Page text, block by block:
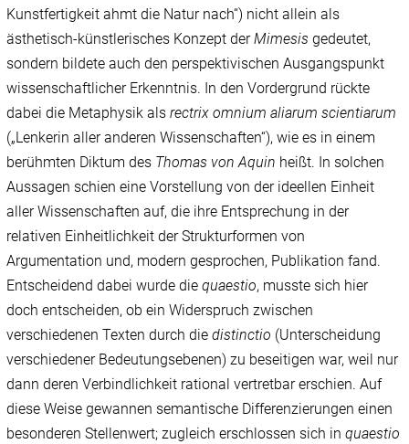
Kunstfertigkeit ahmt die Natur nach“) nicht allein als
ästhetisch-künstlerisches Konzept derMimesis gedeutet,
sondern bildete auch den perspektivischen Ausgangspunkt
wissenschaftlicher Erkenntnis. In den Vordergrund rückte
dabei die Metaphysik alsrectrix omnium aliarum scientiarum
(„Lenkerin aller anderen Wissenschaften“), wie es in einem
berühmten Diktum des Thomas von Aquin heißt. In solchen
Aussagen schien eine Vorstellung von der ideellen Einheit
aller Wissenschaften auf, die ihre Entsprechung in der
relativen Einheitlichkeit der Strukturformen von
Argumentation und, modern gesprochen, Publikation fand.
Entscheidend dabei wurde diequaestio, musste sich hier
doch entscheiden, ob ein Widerspruch zwischen
verschiedenen Texten durch diedistinctio (Unterscheidung
verschiedener Bedeutungsebenen) zu beseitigen war, weil nur
dann deren Verbindlichkeit rational vertretbar erschien. Auf
diese Weise gewannen semantische Differenzierungen einen
besonderen Stellenwert; zugleich erschlossen sich inquaestio